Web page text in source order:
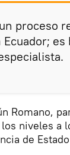
proceso
es
Romano,
niveles a
de